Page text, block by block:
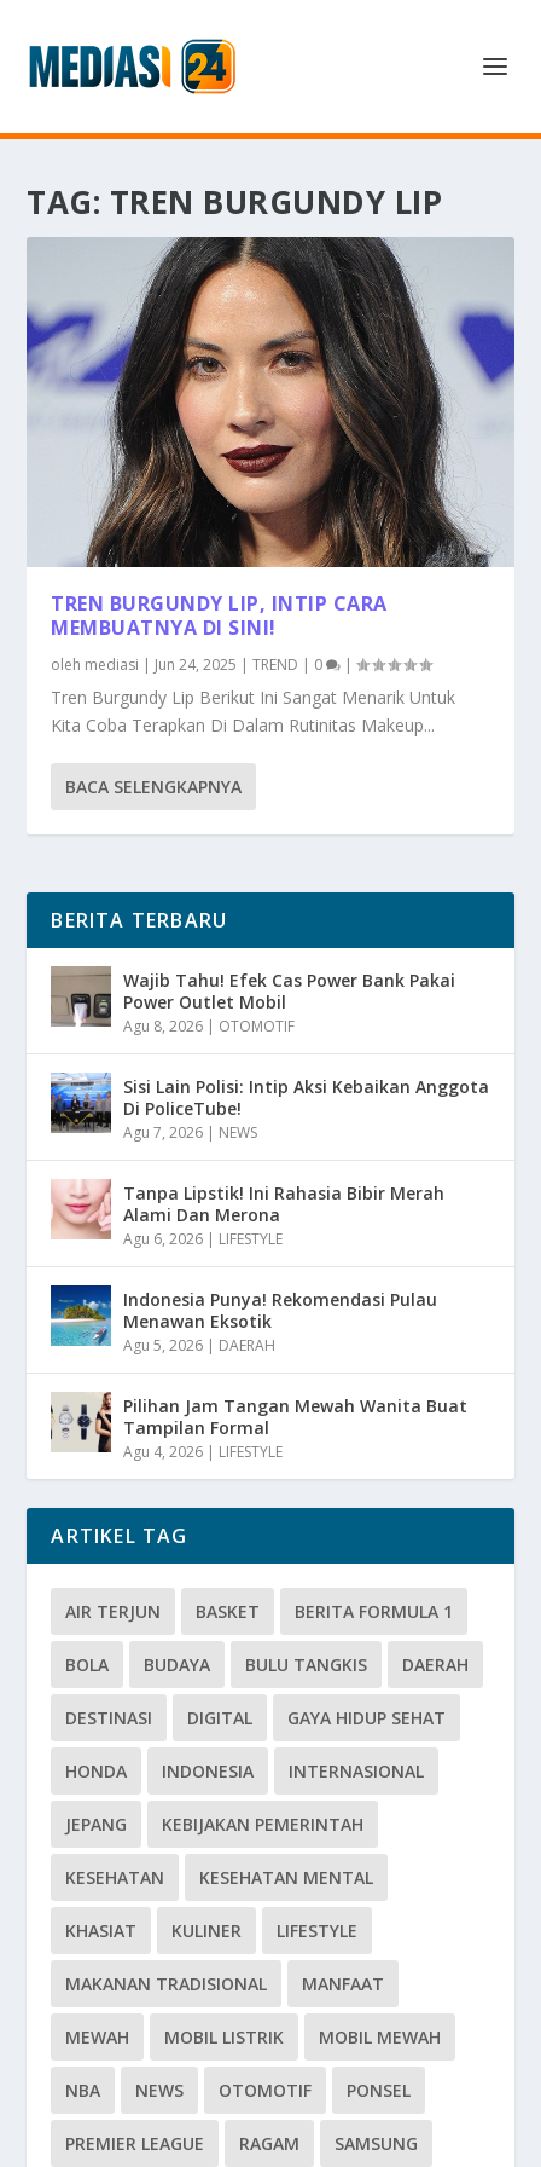
TAG: TREN BURGUNDY LIP
TREN BURGUNDY LIP, INTIP CARA
MEMBUATNYA DI SINI!
oleh mediasi | Jun 24, 2025 |TREND | 0 |
Tren Burgundy Lip Berikut Ini Sangat Menarik Untuk
Kita Coba Terapkan Di Dalam Rutinitas Makeup...
BACA SELENGKAPNYA
BERITA TERBARU
Wajib Tahu! Efek Cas Power Bank Pakai
Power Outlet Mobil
Agu 8, 2026 | OTOMOTIF
Sisi Lain Polisi: Intip Aksi Kebaikan Anggota
Di PoliceTube!
Agu 7, 2026 | NEWS
Tanpa Lipstik! Ini Rahasia Bibir Merah
Alami Dan Merona
Agu 6, 2026 | LIFESTYLE
Indonesia Punya! Rekomendasi Pulau
Menawan Eksotik
Agu 5, 2026 | DAERAH
Pilihan Jam Tangan Mewah Wanita Buat
Tampilan Formal
Agu 4, 2026 | LIFESTYLE
ARTIKEL TAG
AIR TERJUN BASKET BERITA FORMULA 1
BOLA BUDAYA BULU TANGKIS DAERAH
DESTINASI DIGITAL GAYA HIDUP SEHAT
HONDA INDONESIA INTERNASIONAL
JEPANG KEBIJAKAN PEMERINTAH
KESEHATAN KESEHATAN MENTAL
KHASIAT KULINER LIFESTYLE
MAKANAN TRADISIONAL MANFAAT
MEWAH MOBIL LISTRIK MOBIL MEWAH
NBA NEWS OTOMOTIF PONSEL
PREMIER LEAGUE RAGAM SAMSUNG